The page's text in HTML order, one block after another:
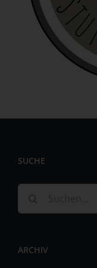
SUCHE
nach:
ARCHIV
identifizierbar
direkt oder
einer Kennung
zu
einem oder
Ausdruck der
psychischen,
identifizierbare
Vorgangsreihe